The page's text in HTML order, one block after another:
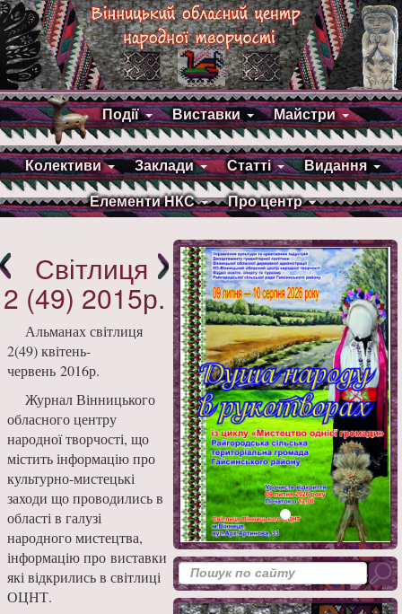
Події Виставки Майстри
Колективи Заклади Статті Видання
Елементи НКС Про центр
Світлиця
2 (49) 2015р.
Альманах світлиця
2(49) квітень-
червень 2016р.
Журнал Вінницького
обласного центру
народної творчості, що
містить інформацію про
культурно-мистецькі
заходи що проводились в
області в галузі
народного мистецтва,
інформацію про виставки
які відкрились в світлиці
ОЦНТ.